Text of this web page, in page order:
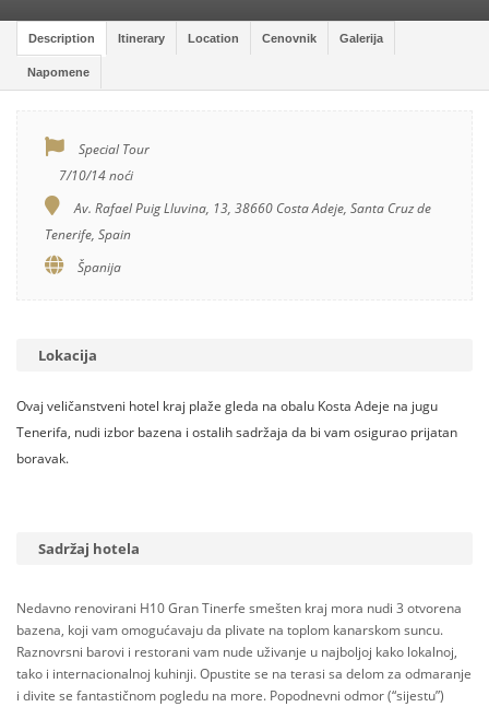
Description Itinerary Location Cenovnik Galerija
Napomene
Special Tour
7/10/14 noći
Av. Rafael Puig Lluvina, 13, 38660 Costa Adeje, Santa Cruz de
Tenerife, Spain
Španija
Lokacija
Ovaj veličanstveni hotel kraj plaže gleda na obalu Kosta Adeje na jugu
Tenerifa, nudi izbor bazena i ostalih sadržaja da bi vam osigurao prijatan
boravak.
Sadržaj hotela
Nedavno renovirani H10 Gran Tinerfe smešten kraj mora nudi 3 otvorena
bazena, koji vam omogućavaju da plivate na toplom kanarskom suncu.
Raznovrsni barovi i restorani vam nude uživanje u najboljoj kako lokalnoj,
tako i internacionalnoj kuhinji. Opustite se na terasi sa delom za odmaranje
i divite se fantastičnom pogledu na more. Popodnevni odmor (“sijestu”)